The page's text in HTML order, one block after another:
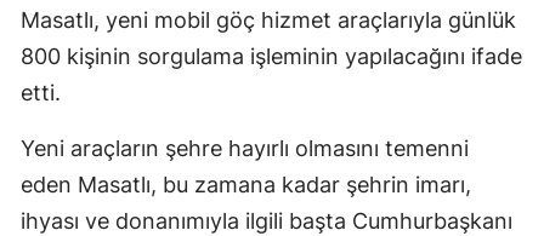
Masatlı, yeni mobil göç hizmet araçlarıyla günlük
800 kişinin sorgulama işleminin yapılacağını ifade
etti.
Yeni araçların şehre hayırlı olmasını temenni
eden Masatlı, bu zamana kadar şehrin imarı,
ihyası ve donanımıyla ilgili başta Cumhurbaşkanı